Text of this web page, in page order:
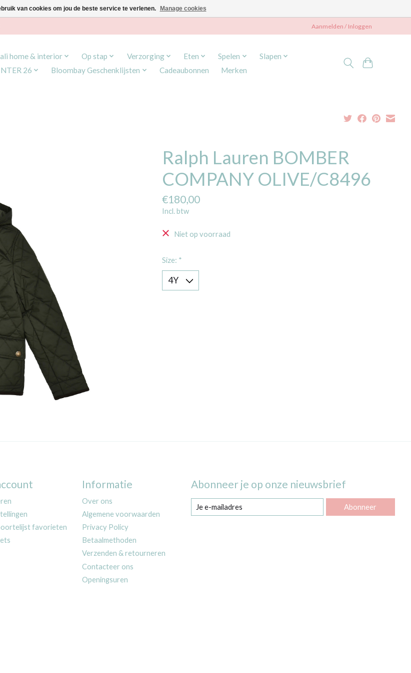
Aanmelden / Inloggen
home & interior Op stap Verzorging Eten Spelen
Slapen
26 Bloombay Geschenklijsten Cadeaubonnen Merken
Ralph Lauren BOMBER
COMPANY OLIVE/C8496
€180,00
Incl. btw
Niet op voorraad
Size: *
favorieten
Informatie
Over ons
Algemene voorwaarden
Privacy Policy
Betaalmethoden
Verzenden & retourneren
Contacteer ons
Openingsuren
Abonneer je op onze nieuwsbrief
Abonneer
van cookies om jou de beste service te verlenen. Manage cookies